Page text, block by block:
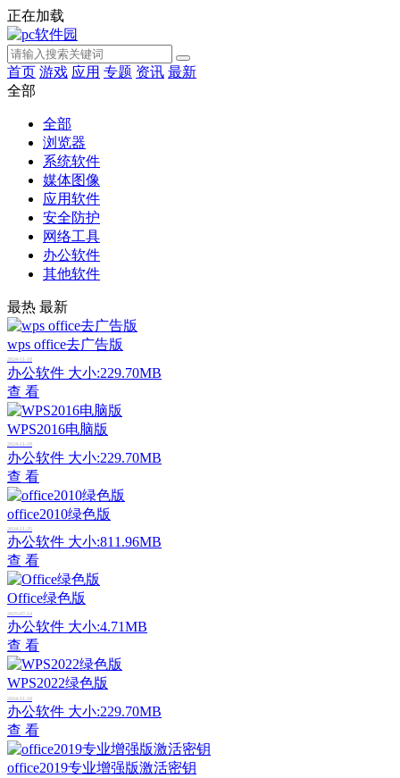
正在加载
首页 游戏 应用 专题 资讯 最新
全部
全部
浏览器
系统软件
媒体图像
应用软件
安全防护
网络工具
办公软件
其他软件
最热 最新
wps office去广告版
2024-11-18
办公软件 大小:229.70MB
查 看
WPS2016电脑版
2024-11-18
办公软件 大小:229.70MB
查 看
office2010绿色版
2024-11-25
办公软件 大小:811.96MB
查 看
Office绿色版
2025-07-14
办公软件 大小:4.71MB
查 看
WPS2022绿色版
2024-11-18
办公软件 大小:229.70MB
查 看
office2019专业增强版激活密钥